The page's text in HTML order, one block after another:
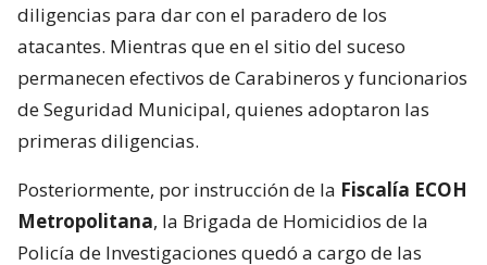
diligencias para dar con el paradero de los
atacantes. Mientras que en el sitio del suceso
permanecen efectivos de Carabineros y funcionarios
de Seguridad Municipal, quienes adoptaron las
primeras diligencias.
Posteriormente, por instrucción de la Fiscalía ECOH
Metropolitana, la Brigada de Homicidios de la
Policía de Investigaciones quedó a cargo de las